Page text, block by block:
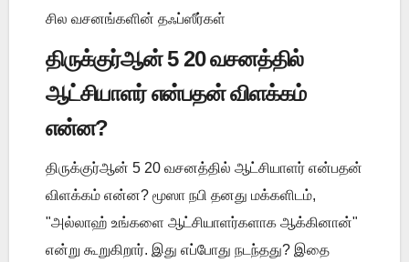
சில வசனங்களின் தஃப்ஸீர்கள்
திருக்குர்ஆன் 5 20 வசனத்தில்
ஆட்சியாளர் என்பதன் விளக்கம்
என்ன?
திருக்குர்ஆன் 5 20 வசனத்தில் ஆட்சியாளர் என்பதன்
விளக்கம் என்ன? மூஸா நபி தனது மக்களிடம்,
"அல்லாஹ் உங்களை ஆட்சியாளர்களாக ஆக்கினான்"
என்று கூறுகிறார். இது எப்போது நடந்தது? இதை